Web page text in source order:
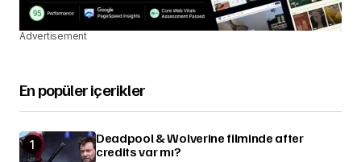
Advertisement
En popüler içerikler
Deadpool & Wolverine filminde after
credits var mı?